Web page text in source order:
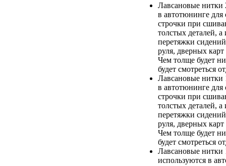
Лавсановые нитки
в автотюнинге для
строчки при
толстых деталей,
перетяжки
руля, дверных
Чем толще будет
будет смотреться
Лавсановые нитки
в автотюнинге для
строчки при
толстых деталей,
перетяжки
руля, дверных
Чем толще будет
будет смотреться
Лавсановые
используются в